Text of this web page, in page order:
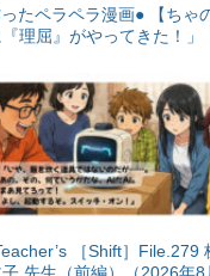
たペラペラ漫画● 【ちゃ
理屈』がやってきた！」
［Shift］File.279
先生（前編）（2026年8